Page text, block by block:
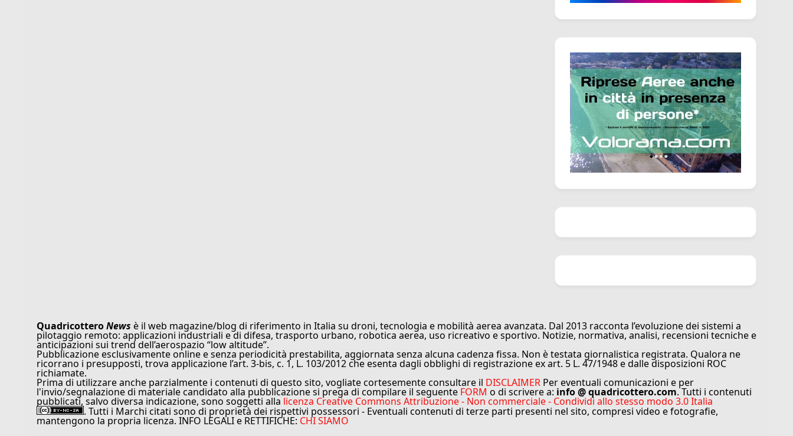
QuadricotteroNews è il web magazine/blog di riferimento in Italia su droni, tecnologia e mobilità aerea avanzata. Dal 2013 racconta l’evoluzione dei sistemi a
pilotaggio remoto: applicazioni industriali e di difesa, trasporto urbano, robotica aerea, uso ricreativo e sportivo. Notizie, normativa, analisi, recensioni tecniche e
anticipazioni sui trend dell’aerospazio “low altitude”.
Pubblicazione esclusivamente online e senza periodicità prestabilita, aggiornata senza alcuna cadenza fissa. Non è testata giornalistica registrata. Qualora ne
ricorrano i presupposti, trova applicazione l’art. 3-bis, c. 1, L. 103/2012 che esenta dagli obblighi di registrazione ex art. 5 L. 47/1948 e dalle disposizioni ROC
richiamate.
Prima di utilizzare anche parzialmente i contenuti di questo sito, vogliate cortesemente consultare il DISCLAIMER Per eventuali comunicazioni e per
l'invio/segnalazione di materiale candidato alla pubblicazione si prega di compilare il seguente FORM o di scrivere a: info @ quadricottero.com. Tutti i contenuti
pubblicati, salvo diversa indicazione, sono soggetti alla licenza Creative Commons Attribuzione - Non commerciale - Condividi allo stesso modo 3.0 Italia
. Tutti i Marchi citati sono di proprietà dei rispettivi possessori - Eventuali contenuti di terze parti presenti nel sito, compresi video e fotografie,
mantengono la propria licenza. INFO LEGALI e RETTIFICHE: CHI SIAMO